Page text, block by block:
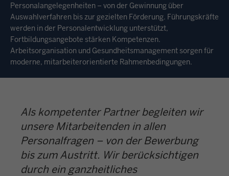
Personalangelegenheiten – von der Gewinnung über
Auswahlverfahren bis zur gezielten Förderung. Führungskräfte
werden in der Personalentwicklung unterstützt,
Fortbildungsangebote stärken Kompetenzen.
Arbeitsorganisation und Gesundheitsmanagement sorgen für
moderne, mitarbeiterorientierte Rahmenbedingungen.
Als kompetenter Partner begleiten wir
unsere Mitarbeitenden in allen
Personalfragen – von der Bewerbung
bis zum Austritt. Wir berücksichtigen
durch ein ganzheitliches